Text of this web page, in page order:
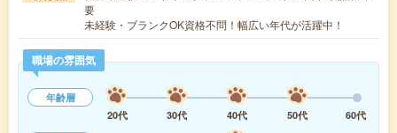
要
未経験・ブランクOK資格不問！幅広い年代が活躍中！
職場の雰囲気
年齢層
20代
30代 40代 50代
60代